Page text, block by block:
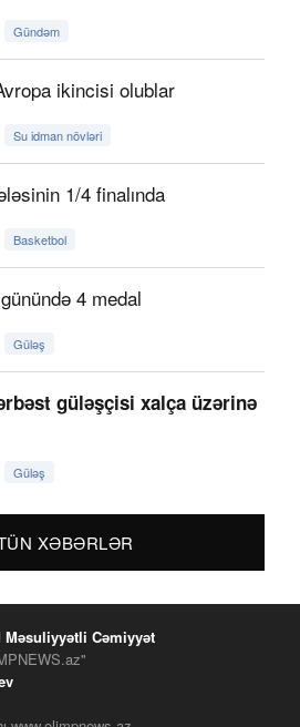
Gündəm
ikincisi olublar
Su idman növləri
1/4 finalında
Basketbol
4 medal
Güləş
güləşçisi xalça üzərinə
Güləş
XƏBƏRLƏR
Məsuliyyətli Cəmiyyət